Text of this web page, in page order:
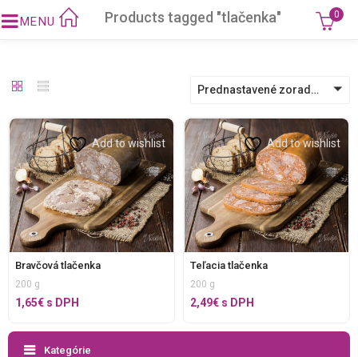
Products tagged "tlačenka" 0
Prednastavené zoradenie
Add to wishlist
Bravčová tlačenka
200 g
1,65€ s DPH
Add to wishlist
Teľacia tlačenka
200 g
2,49€ s DPH
Kategórie